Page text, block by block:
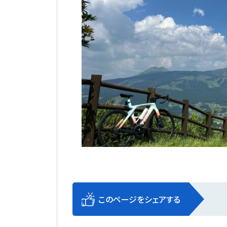
このページをシェアする